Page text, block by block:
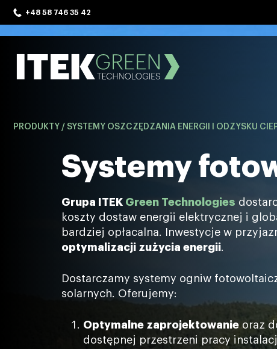
Skip
content
+48 58 746 35 42
PRODUKTY / SYSTEMY OSZCZĘDZANIA ENERGII I ODZYSKU
Systemy
Grupa ITEK Green Technologies
koszty dostaw energii elektrycznej i
bardziej opłacalna. Inwestycje w
optymalizacji zużycia energii.
Dostarczamy systemy ogniw
solarnych. Oferujemy:
Optymalne zaprojektowanie oraz
dostępnej przestrzeni pracy